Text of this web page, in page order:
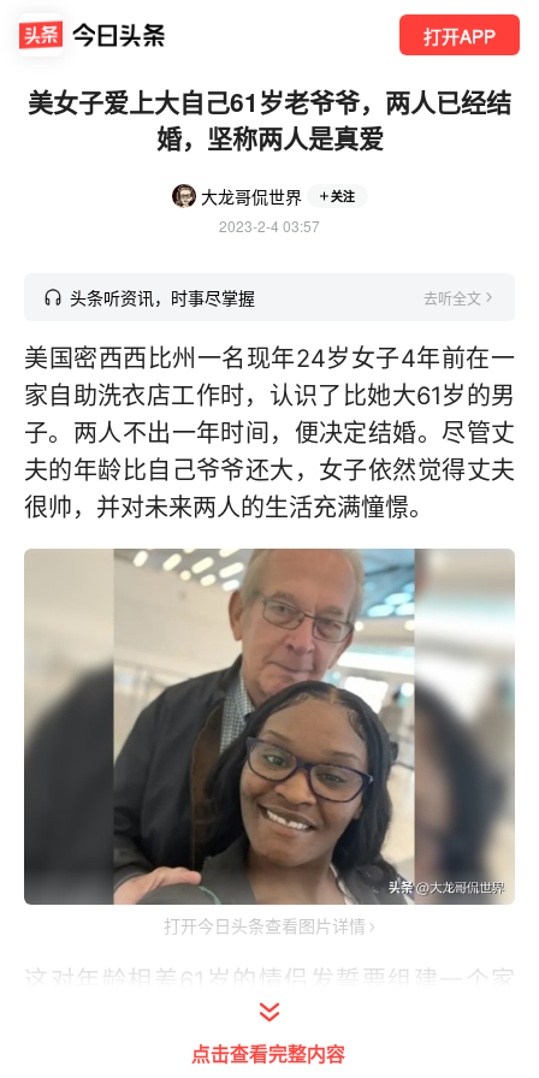
打开APP
美女子爱上大自己61岁老爷爷，两人已经结
婚，坚称两人是真爱
大龙哥侃世界 关注
2023-2-4 03:57
头条听资讯，时事尽掌握 去听全文
美国密西西比州一名现年24岁女子4年前在一
家自助洗衣店工作时，认识了比她大61岁的男
子。两人不出一年时间，便决定结婚。尽管丈
夫的年龄比自己爷爷还大，女子依然觉得丈夫
很帅，并对未来两人的生活充满憧憬。
打开今日头条查看图片详情
这对年龄相差61岁的情侣发誓要组建一个家
庭，尽管85岁的丈夫比他妻子的祖父大10岁。
点击查看完整内容